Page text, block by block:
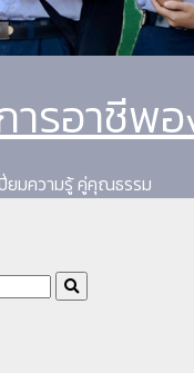
ารอาชีพ
ยมความรู้ คู่คุณธรรม